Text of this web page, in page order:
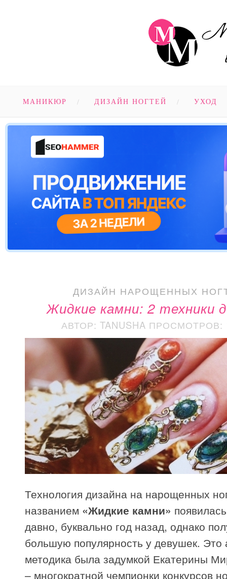
МАНИКЮР ДИЗАЙН НОГТЕЙ УХОД
ДИЗАЙН НАРОЩЕННЫХ
Жидкие камни: 2 техники
АВТОР: TANUSHA ПРОСМОТРОВ:
Технология дизайна на нарощенных
названием «Жидкие камни»
давно, буквально год назад, однако
большую популярность у девушек. Это
методика была задумкой Екатерины
– многократной чемпионки конкурсов